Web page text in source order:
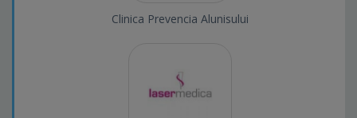
Clinica Prevencia Alunisului